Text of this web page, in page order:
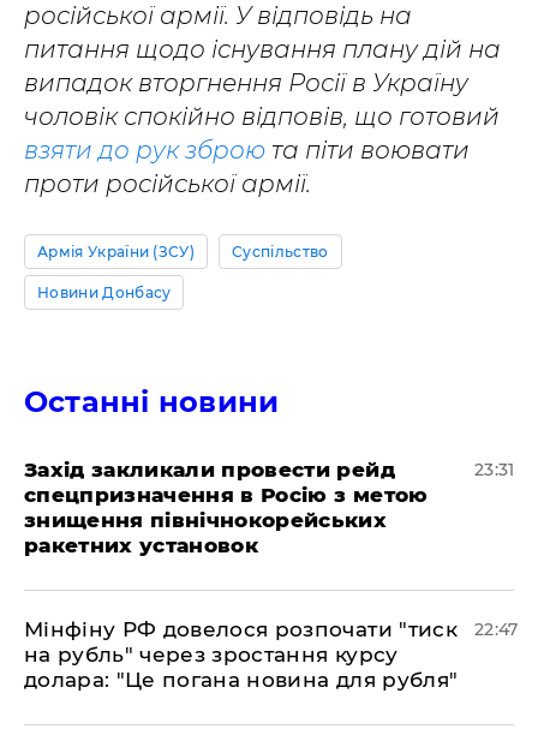
російської армії. У відповідь на
питання щодо існування плану дій на
випадок вторгнення Росії в Україну
чоловік спокійно відповів, що готовий
взяти до рук зброю та піти воювати
проти російської армії.
Армія України (ЗСУ) Суспільство
Новини Донбасу
Останні новини
​Захід закликали провести рейд
спецпризначення в Росію з метою
знищення північнокорейських
ракетних установок
23:31
​Мінфіну РФ довелося розпочати "тиск
на рубль" через зростання курсу
долара: "Це погана новина для рубля"
22:47